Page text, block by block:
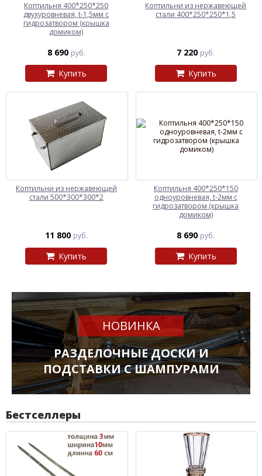
Коптильня 400*250*250
двухуровневая, t-1,5мм с
гидрозатвором (крышка
домиком)
8 690 руб.
Купить
Коптильни из нержавеющей
стали 400*250*250*1,5
7 220 руб.
Купить
Коптильни из нержавеющей
стали 500*300*300*2
11 800 руб.
Купить
Коптильня 400*250*150
одноуровневая, t-2мм с
гидрозатвором (крышка
домиком)
8 690 руб.
Купить
НОВИНКА
РАЗДЕЛОЧНЫЕ ДОСКИ И
ПОДСТАВКИ С ШАМПУРАМИ
Бестселлеры